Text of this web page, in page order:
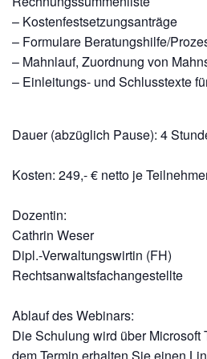
– Kostenfestsetzungsanträge
– Formulare Beratungshilfe/
– Mahnlauf, Zuordnung von
– Einleitungs- und Schlusstexte
Dauer (abzüglich Pause): 4
Kosten: 249,- € netto je
Dozentin:
Cathrin Weser
Dipl.-Verwaltungswirtin (FH)
Rechtsanwaltsfachangestellte
Ablauf des Webinars:
Die Schulung wird über Microsoft